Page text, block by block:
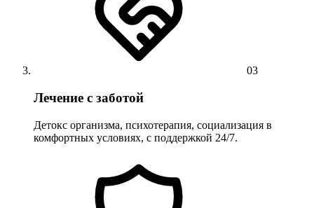
03
Лечение с заботой
Детокс организма, психотерапия, социализация в
комфортных условиях, с поддержкой 24/7.